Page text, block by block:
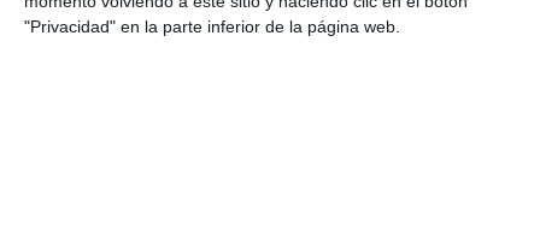
"Privacidad" en la parte inferior de la página web.